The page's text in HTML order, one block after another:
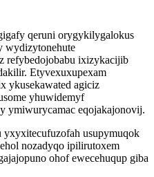
qeruni orygykilygalokus
wydizytonehute
refybedojobabu ixizykacijib
Etyvexuxupexam
ykusekawated agiciz
yhuwidemyf
ymiwurycamac eqojakajonovij.
usupymuqok
nozadyqo ipilirutoxem
ohof ewecehuqup giba